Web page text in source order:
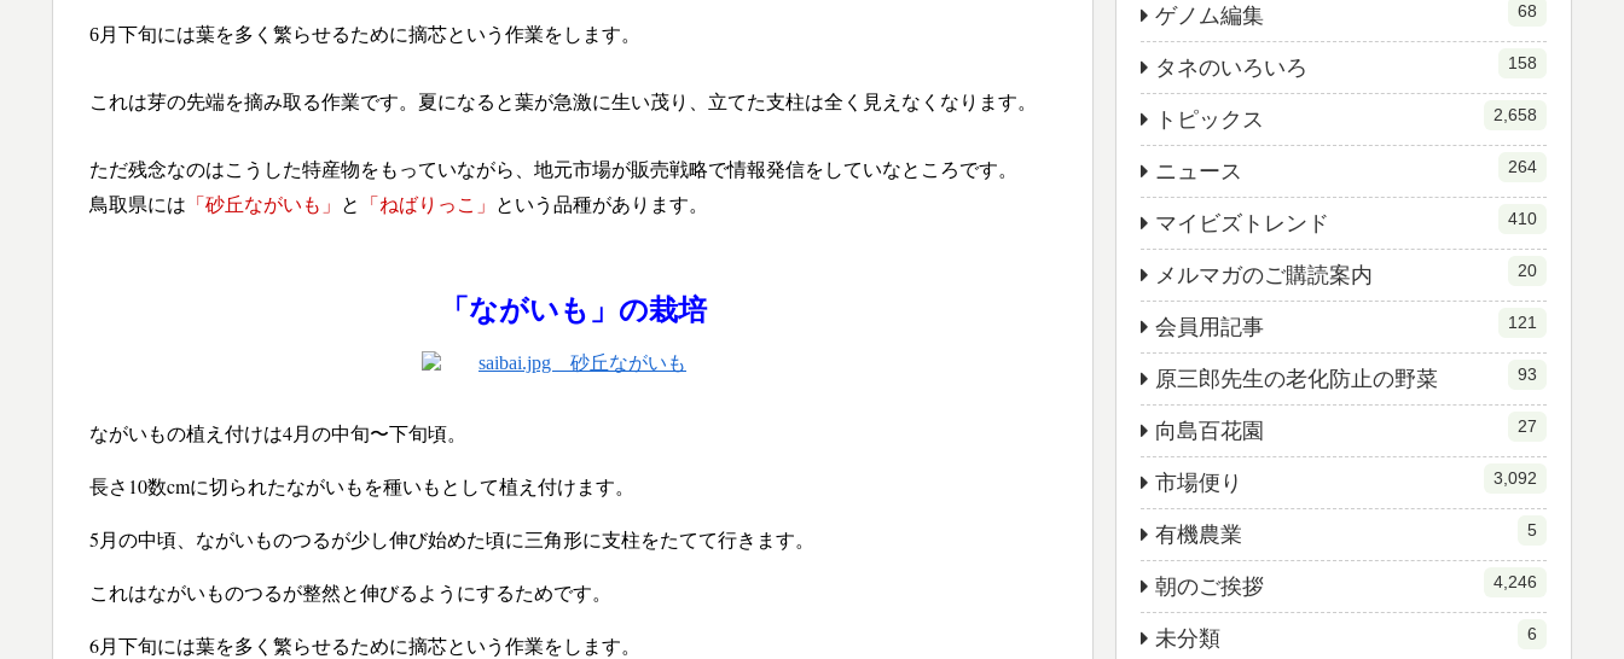
6月下旬には葉を多く繁らせるために摘芯という作業をします。
これは芽の先端を摘み取る作業です。夏になると葉が急激に生い茂り、立てた支柱は全く見えなくなります。
ただ残念なのはこうした特産物をもっていながら、地元市場が販売戦略で情報発信をしていなところです。
鳥取県には 「砂丘ながいも」 と 「ねばりっこ」 という品種があります。
「ながいも」の栽培
ながいもの植え付けは4月の中旬〜下旬頃。
長さ10数cmに切られたながいもを種いもとして植え付けます。
5月の中頃、ながいものつるが少し伸び始めた頃に三角形に支柱をたてて行きます。
これはながいものつるが整然と伸びるようにするためです。
6月下旬には葉を多く繁らせるために摘芯という作業をします。
ゲノム編集 68
タネのいろいろ 158
トピックス 2,658
ニュース 264
マイビズトレンド 410
メルマガのご購読案内 20
会員用記事 121
原三郎先生の老化防止の野菜 93
向島百花園 27
市場便り 3,092
有機農業 5
朝のご挨拶 4,246
未分類 6